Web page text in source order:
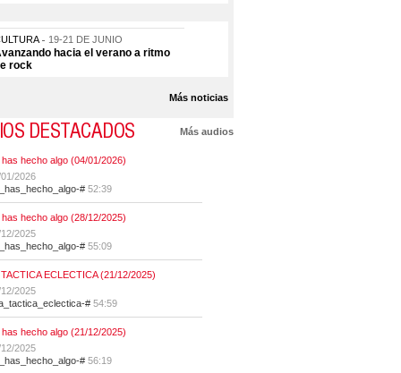
19-21 DE JUNIO
hacia el verano a ritmo
rock
Más noticias
DESTACADOS Más audios
hecho algo (04/01/2026)
2026
# 52:39
hecho algo (28/12/2025)
2025
# 55:09
TACTICA ECLECTICA (21/12/2025)
2025
# 54:59
hecho algo (21/12/2025)
2025
# 56:19